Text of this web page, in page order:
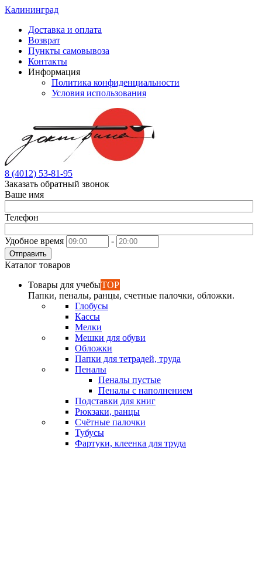
Калининград
Доставка и оплата
Возврат
Пункты самовывоза
Контакты
Информация
Политика конфиденциальности
Условия использования
8 (4012) 53-81-95
Заказать обратный звонок
Ваше имя
Телефон
Удобное время -
Отправить
Каталог товаров
Товары для учебыTOP
Папки, пеналы, ранцы, счетные палочки, обложки.
Глобусы
Кассы
Мелки
Мешки для обуви
Обложки
Папки для тетрадей, труда
Пеналы
Пеналы пустые
Пеналы с наполнением
Подставки для книг
Рюкзаки, ранцы
Счётные палочки
Тубусы
Фартуки, клеенка для труда